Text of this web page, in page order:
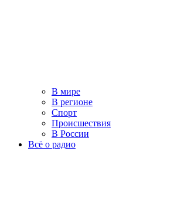
В мире
В регионе
Спорт
Происшествия
В России
Всё о радио